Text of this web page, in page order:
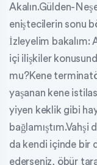
Akalın.Gülden-
eniştecilerin sonu
İzleyelim bakalım:
içi ilişkiler
mu?Kene
yaşanan kene
yiyen keklik gibi
bağlamıştım.Vahşi
da kendi içinde bir
ederseniz, öbür